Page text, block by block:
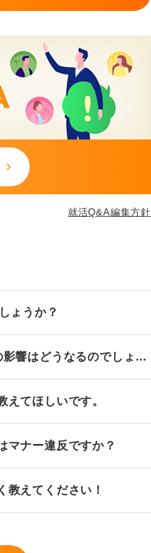
就活Q&A編集方針
ょうか？
響はどうなるのでしょう
てほしいです。
マナー違反ですか？
教えてください！